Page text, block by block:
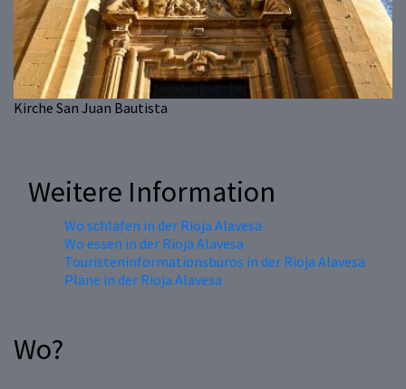
Kirche San Juan Bautista
Weitere Information
Wo schlafen in der Rioja Alavesa
Wo essen in der Rioja Alavesa
Touristeninformationsbüros in der Rioja Alavesa
Pläne in der Rioja Alavesa
Wo?